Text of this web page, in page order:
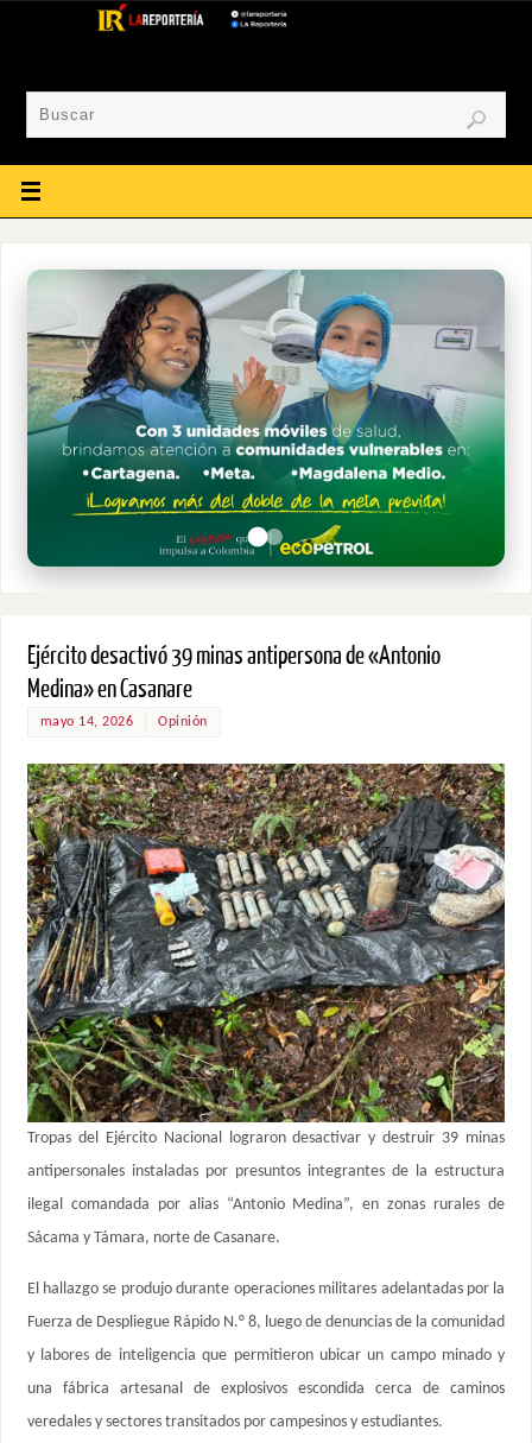
Ejército desactivó 39 minas antipersona de «Antonio
Medina» en Casanare
mayo 14, 2026 Opinión
Tropas del Ejército Nacional lograron desactivar y destruir 39 minas
antipersonales instaladas por presuntos integrantes de la estructura
ilegal comandada por alias “Antonio Medina”, en zonas rurales de
Sácama y Támara, norte de Casanare.
El hallazgo se produjo durante operaciones militares adelantadas por la
Fuerza de Despliegue Rápido N.° 8, luego de denuncias de la comunidad
y labores de inteligencia que permitieron ubicar un campo minado y
una fábrica artesanal de explosivos escondida cerca de caminos
veredales y sectores transitados por campesinos y estudiantes.